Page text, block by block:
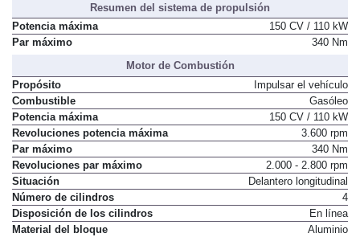
Resumen del sistema de propulsión
Potencia máxima
150 CV / 110 kW
Par máximo
340 Nm
Motor de Combustión
Propósito
Impulsar el vehículo
Combustible
Gasóleo
Potencia máxima
150 CV / 110 kW
Revoluciones potencia máxima
3.600 rpm
Par máximo
340 Nm
Revoluciones par máximo
2.000 - 2.800 rpm
Situación
Delantero longitudinal
Número de cilindros
4
Disposición de los cilindros
En línea
Material del bloque
Aluminio